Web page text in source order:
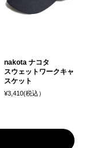
nakota ナコタ
スウェットワークキャ
スケット
¥3,410(税込）